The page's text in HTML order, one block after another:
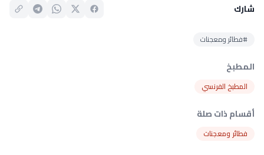
شارك
#فطائر ومعجنات
المطبخ
المطبخ الفرنسي
أقسام ذات صلة
فطائر ومعجنات